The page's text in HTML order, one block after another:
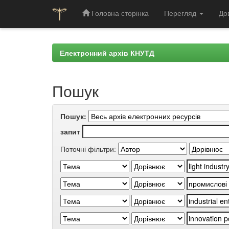
Головна сторінка Перегляд
Електронний архів КНУТД
Пошук
Пошук:
запит
Поточні фільтри: